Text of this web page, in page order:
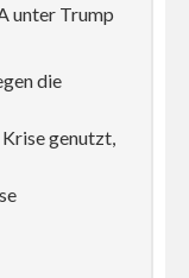
unter Trump
die
genutzt,